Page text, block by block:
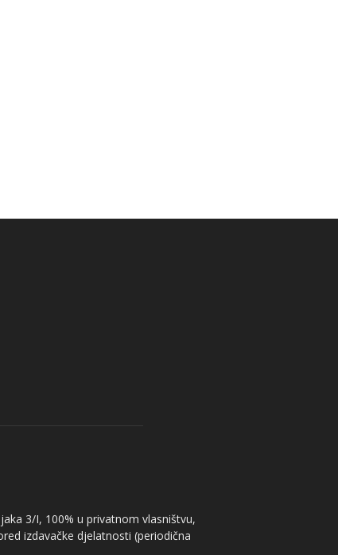
3/I, 100% u privatnom vlasništvu,
izdavačke djelatnosti (periodična